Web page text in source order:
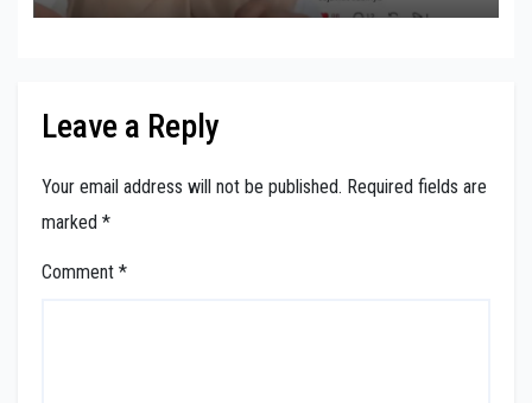
Leave a Reply
Your email address will not be published. Required fields are
marked *
Comment *